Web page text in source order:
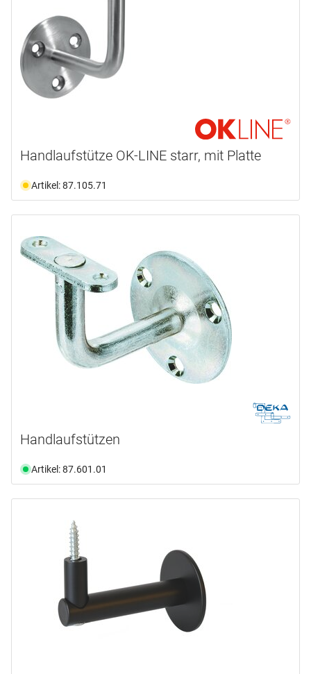
Handlaufstütze OK-LINE starr, mit Platte
Artikel: 87.105.71
Handlaufstützen
Artikel: 87.601.01